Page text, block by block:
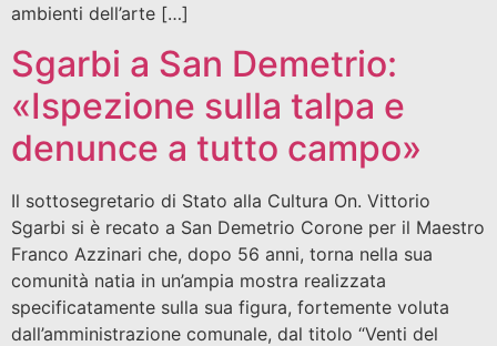
ambienti dell’arte […]
Sgarbi a San Demetrio:
«Ispezione sulla talpa e
denunce a tutto campo»
Il sottosegretario di Stato alla Cultura On. Vittorio
Sgarbi si è recato a San Demetrio Corone per il Maestro
Franco Azzinari che, dopo 56 anni, torna nella sua
comunità natia in un’ampia mostra realizzata
specificatamente sulla sua figura, fortemente voluta
dall’amministrazione comunale, dal titolo “Venti del